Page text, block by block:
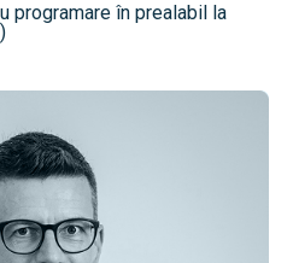
programare în prealabil la
)